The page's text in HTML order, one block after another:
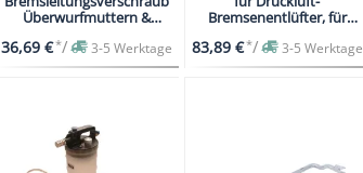
Überwurfmuttern &
135-tlg.
36,69 €*/ 3-5 Werktage
Bremsenentlüfter, für
tlg.
83,89 €*/ 3-5 Werktage